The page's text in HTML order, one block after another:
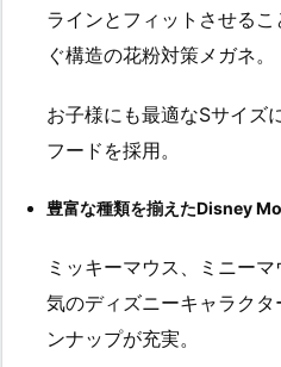
ラインとフィットさせる
ぐ構造の花粉対策メガネ。
お子様にも最適なSサイズ
フードを採用。
豊富な種類を揃えたDisney
ミッキーマウス、ミニー
気のディズニーキャラク
ンナップが充実。